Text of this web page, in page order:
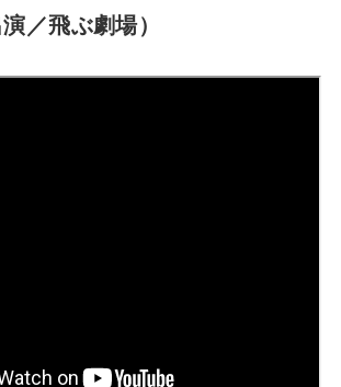
／飛ぶ劇場）